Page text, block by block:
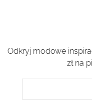
Odkryj modowe
zł na